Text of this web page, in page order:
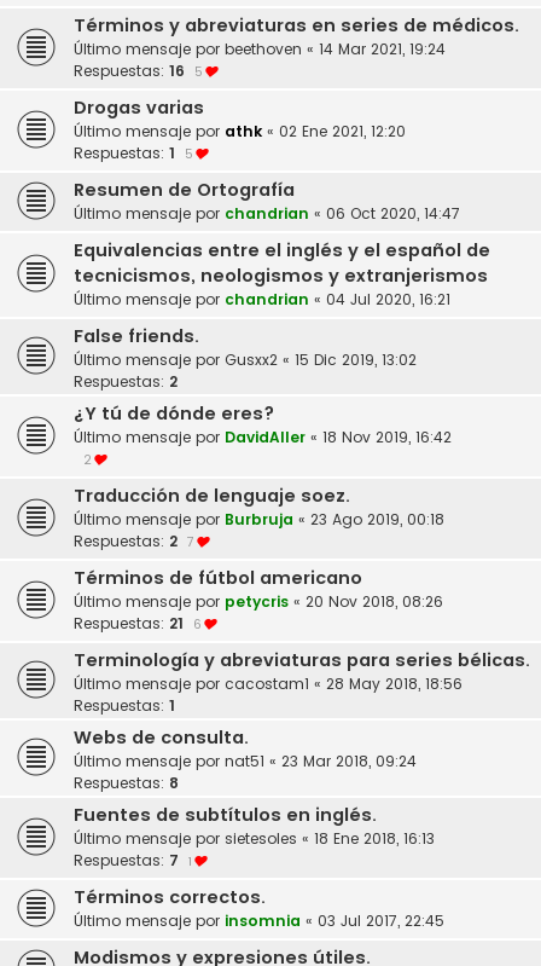
Términos y abreviaturas en series de médicos.
Último mensaje por beethoven « 14 Mar 2021, 19:24
Respuestas: 16 5
Drogas varias
Último mensaje por athk « 02 Ene 2021, 12:20
Respuestas: 1 5
Resumen de Ortografía
Último mensaje por chandrian « 06 Oct 2020, 14:47
Equivalencias entre el inglés y el español de
tecnicismos, neologismos y extranjerismos
Último mensaje por chandrian « 04 Jul 2020, 16:21
False friends.
Último mensaje por Gusxx2 « 15 Dic 2019, 13:02
Respuestas: 2
¿Y tú de dónde eres?
Último mensaje por DavidAller « 18 Nov 2019, 16:42
2
Traducción de lenguaje soez.
Último mensaje por Burbruja « 23 Ago 2019, 00:18
Respuestas: 2 7
Términos de fútbol americano
Último mensaje por petycris « 20 Nov 2018, 08:26
Respuestas: 21 6
Terminología y abreviaturas para series bélicas.
Último mensaje por cacostam1 « 28 May 2018, 18:56
Respuestas: 1
Webs de consulta.
Último mensaje por nat51 « 23 Mar 2018, 09:24
Respuestas: 8
Fuentes de subtítulos en inglés.
Último mensaje por sietesoles « 18 Ene 2018, 16:13
Respuestas: 7 1
Términos correctos.
Último mensaje por insomnia « 03 Jul 2017, 22:45
Modismos y expresiones útiles.